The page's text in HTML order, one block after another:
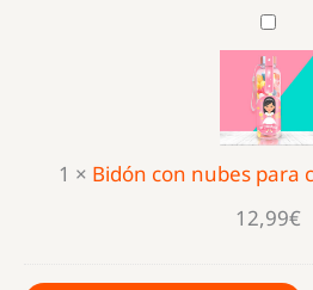
Bidón
con
nubes
para
de
niña
1 × Bidón con nubes para
12,99€